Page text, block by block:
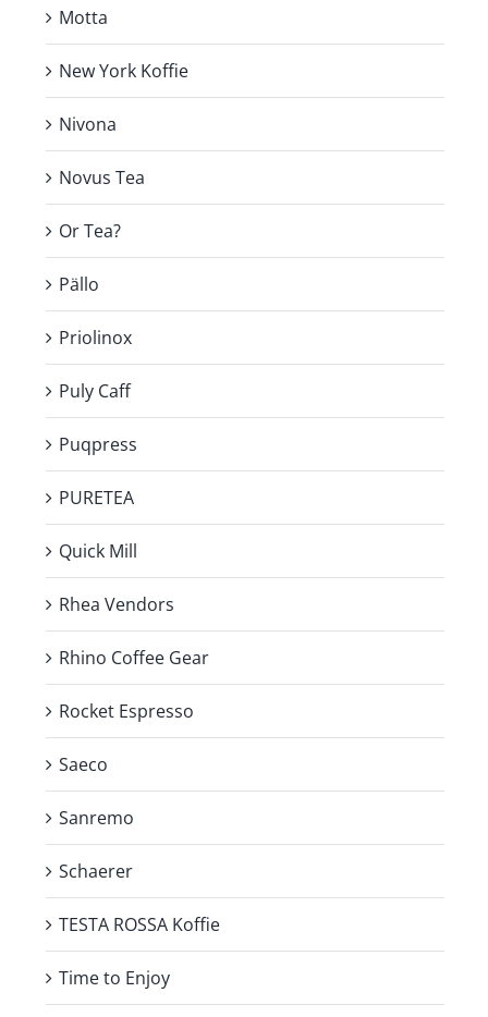
Motta
New York Koffie
Nivona
Novus Tea
Or Tea?
Pällo
Priolinox
Puly Caff
Puqpress
PURETEA
Quick Mill
Rhea Vendors
Rhino Coffee Gear
Rocket Espresso
Saeco
Sanremo
Schaerer
TESTA ROSSA Koffie
Time to Enjoy